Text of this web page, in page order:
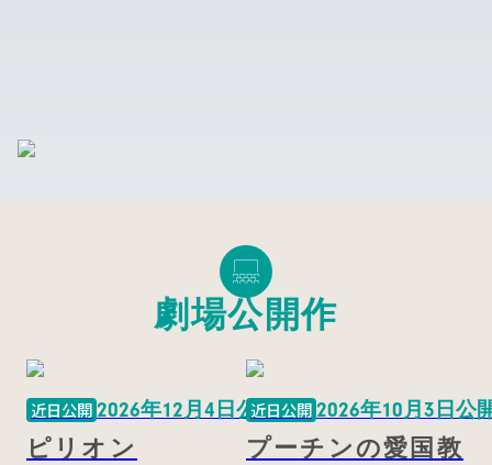
劇場公開作
近日公開2026年12月4日公開
ピリオン
近日公開2026年10月3日公
プーチンの愛国教